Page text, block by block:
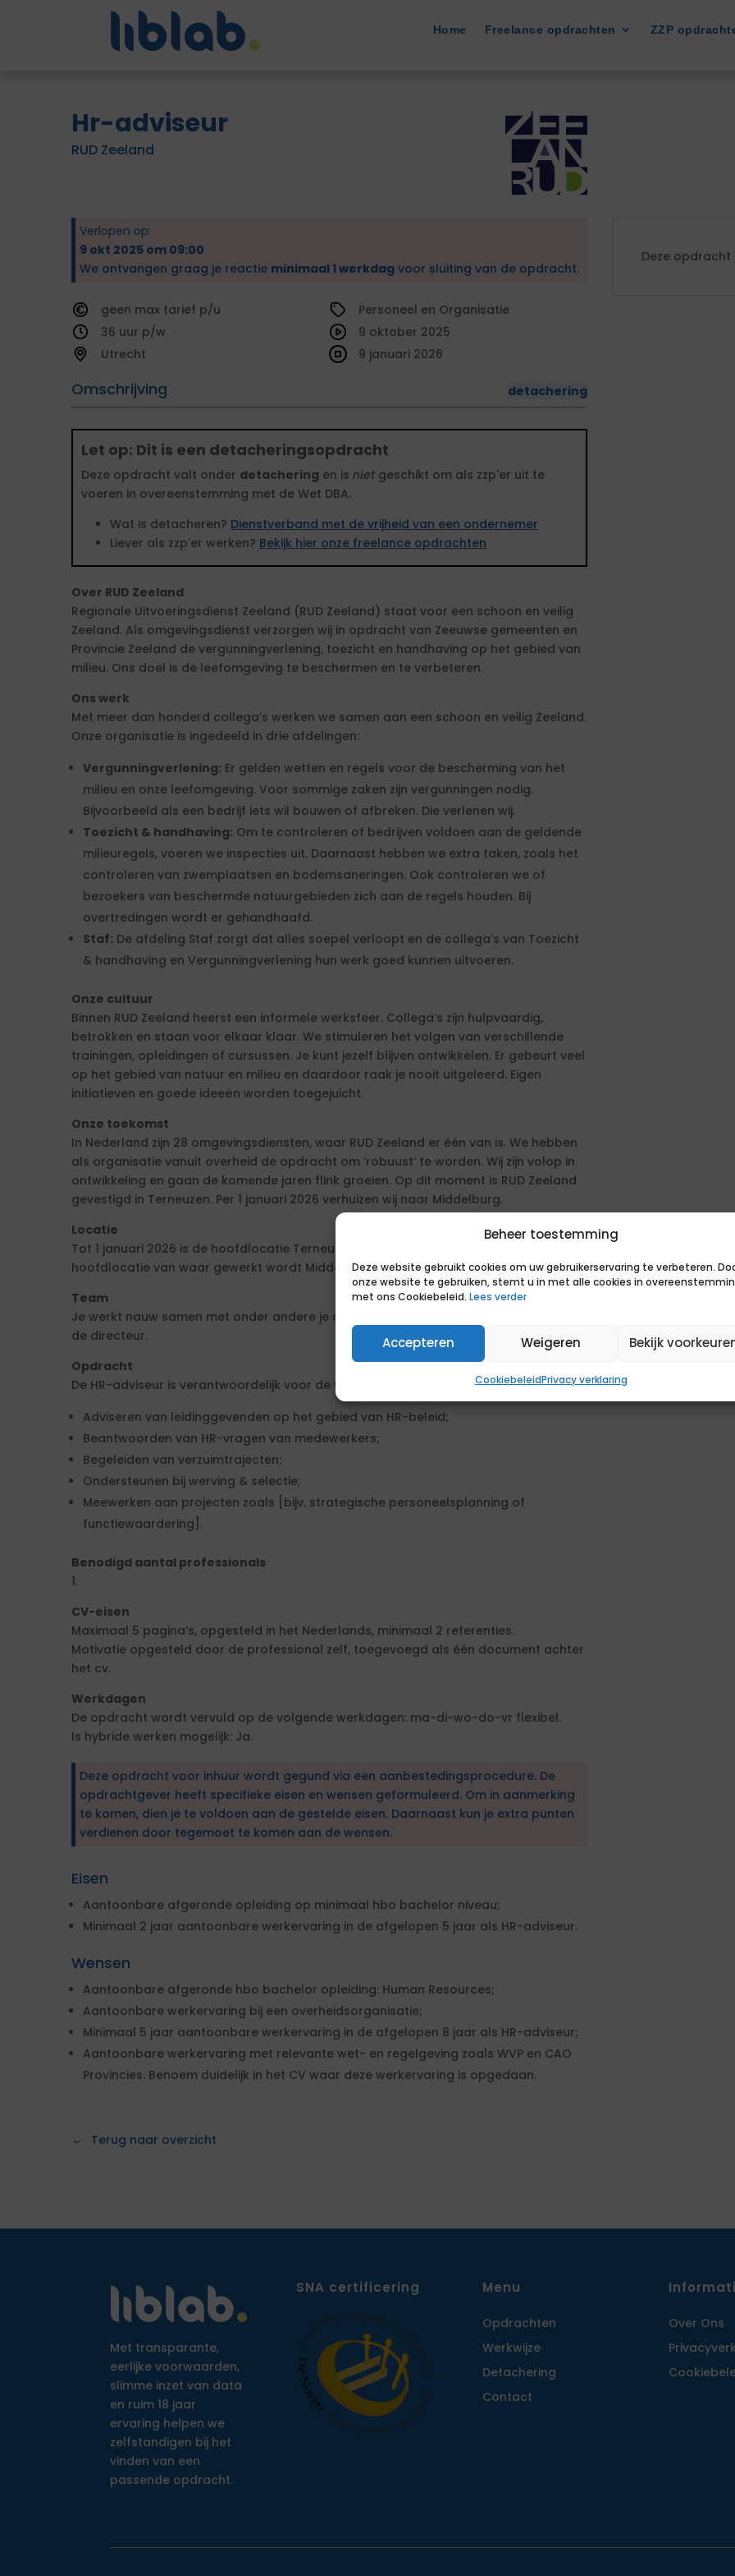
Beheer toestemming
Deze website gebruikt cookies om uw gebruikerservaring te verbeteren.
onze website te gebruiken, stemt u in met alle cookies in
met ons Cookiebeleid. Lees verder
Accepteren Weigeren Bekijk
CookiebeleidPrivacy verklaring
Home Freelance opdrachten ZZP
Hr-adviseur
RUD Zeeland
Verlopen op:
9 okt 2025 om 09:00
We ontvangen graag je reactie minimaal 1 werkdag voor sluiting van de opdracht.
geen
tarief
36
Utrecht
Personeel en Organisatie
Omschrijving detachering
9 oktober 2025
9 januari 2026
Let op: Dit is een detacheringsopdracht
Deze opdracht valt onder detachering en is niet geschikt om als zzp'er uit te
voeren in overeenstemming met de Wet DBA.
Wat is detacheren? Dienstverband met de vrijheid van een ondernemer
Liever als zzp'er werken? Bekijk hier onze freelance opdrachten
Over RUD Zeeland
Regionale Uitvoeringsdienst Zeeland (RUD Zeeland) staat voor een schoon en veilig
Zeeland. Als omgevingsdienst verzorgen wij in opdracht van Zeeuwse gemeenten en
Provincie Zeeland de vergunningverlening, toezicht en handhaving op het gebied van
milieu. Ons doel is de leefomgeving te beschermen en te verbeteren.
Ons werk
Met meer dan honderd collega’s werken we samen aan een schoon en veilig Zeeland.
Onze organisatie is ingedeeld in drie afdelingen:
Vergunningverlening: Er gelden wetten en regels voor de bescherming van het
milieu en onze leefomgeving. Voor sommige zaken zijn vergunningen nodig.
Bijvoorbeeld als een bedrijf iets wil bouwen of afbreken. Die verlenen wij.
Toezicht & handhaving: Om te controleren of bedrijven voldoen aan de geldende
milieuregels, voeren we inspecties uit. Daarnaast hebben we extra taken, zoals het
controleren van zwemplaatsen en bodemsaneringen. Ook controleren we of
bezoekers van beschermde natuurgebieden zich aan de regels houden. Bij
overtredingen wordt er gehandhaafd.
Staf: De afdeling Staf zorgt dat alles soepel verloopt en de collega’s van Toezicht
& handhaving en Vergunningverlening hun werk goed kunnen uitvoeren.
Onze cultuur
Binnen RUD Zeeland heerst een informele werksfeer. Collega’s zijn hulpvaardig,
betrokken en staan voor elkaar klaar. We stimuleren het volgen van verschillende
trainingen, opleidingen of cursussen. Je kunt jezelf blijven ontwikkelen. Er gebeurt veel
op het gebied van natuur en milieu en daardoor raak je nooit uitgeleerd. Eigen
initiatieven en goede ideeën worden toegejuicht.
Onze toekomst
In Nederland zijn 28 omgevingsdiensten, waar RUD Zeeland er één van is. We hebben
als organisatie vanuit overheid de opdracht om ‘robuust’ te worden. Wij zijn volop in
ontwikkeling en gaan de komende jaren flink groeien. Op dit moment is RUD Zeeland
gevestigd in Terneuzen. Per 1 januari 2026 verhuizen wij naar Middelburg.
Locatie
Tot 1 januari 2026 is de hoofdlocatie Terneuzen. Vanaf 1 januari 2026 is de
hoofdlocatie van waar gewerkt wordt Middelburg.
Team
Je werkt nauw samen met onder andere je collega HR-adviseur, leidinggevenden en
de directeur.
Opdracht
De HR-adviseur is verantwoordelijk voor de volgende werkzaamheden:
Adviseren van leidinggevenden op het gebied van HR-beleid;
Beantwoorden van HR-vragen van medewerkers;
Begeleiden van verzuimtrajecten;
Ondersteunen bij werving & selectie;
Meewerken aan projecten zoals [bijv. strategische personeelsplanning of
functiewaardering].
Benodigd aantal professionals
1.
CV-eisen
Maximaal 5 pagina’s, opgesteld in het Nederlands, minimaal 2 referenties.
Motivatie opgesteld door de professional zelf, toegevoegd als één document achter
het cv.
Werkdagen
De opdracht wordt vervuld op de volgende werkdagen: ma-di-wo-do-vr flexibel.
Is hybride werken mogelijk: Ja.
Deze opdracht voor inhuur wordt gegund via een aanbestedingsprocedure. De
opdrachtgever heeft specifieke eisen en wensen geformuleerd. Om in aanmerking
te komen, dien je te voldoen aan de gestelde eisen. Daarnaast kun je extra punten
verdienen door tegemoet te komen aan de wensen.
Eisen
Aantoonbare afgeronde opleiding op minimaal hbo bachelor niveau;
Minimaal 2 jaar aantoonbare werkervaring in de afgelopen 5 jaar als HR-adviseur.
Wensen
Aantoonbare afgeronde hbo bachelor opleiding: Human Resources;
Aantoonbare werkervaring bij een overheidsorganisatie;
Minimaal 5 jaar aantoonbare werkervaring in de afgelopen 8 jaar als HR-adviseur;
Aantoonbare werkervaring met relevante wet- en regelgeving zoals WVP en CAO
Provincies. Benoem duidelijk in het CV waar deze werkervaring is opgedaan.
Deze opdracht
Terug naar overzicht
Met transparante,
eerlijke voorwaarden,
slimme inzet van data
en ruim 18 jaar
ervaring helpen we
zelfstandigen bij het
vinden van een
passende opdracht.
SNA certificering Menu
Opdrachten
Werkwijze
Detachering
Contact
Over Ons